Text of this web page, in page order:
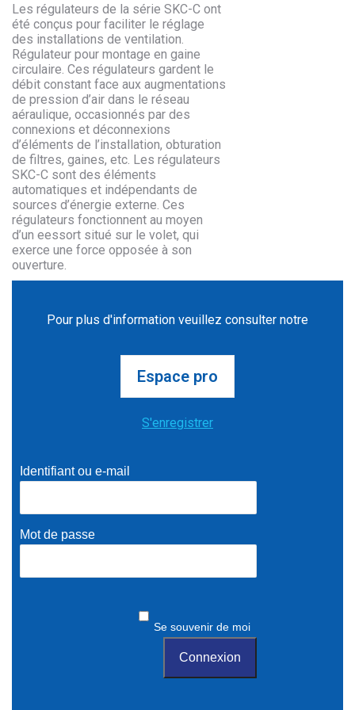
Les régulateurs de la série SKC-C ont
été conçus pour faciliter le réglage
des installations de ventilation.
Régulateur pour montage en gaine
circulaire. Ces régulateurs gardent le
débit constant face aux augmentations
de pression d’air dans le réseau
aéraulique, occasionnés par des
connexions et déconnexions
d’éléments de l’installation, obturation
de filtres, gaines, etc. Les régulateurs
SKC-C sont des éléments
automatiques et indépendants de
sources d’énergie externe. Ces
régulateurs fonctionnent au moyen
d’un eessort situé sur le volet, qui
exerce une force opposée à son
ouverture.
Pour plus d'information veuillez consulter notre
Espace pro
S'enregistrer
Identifiant ou e-mail
Mot de passe
Se souvenir de moi